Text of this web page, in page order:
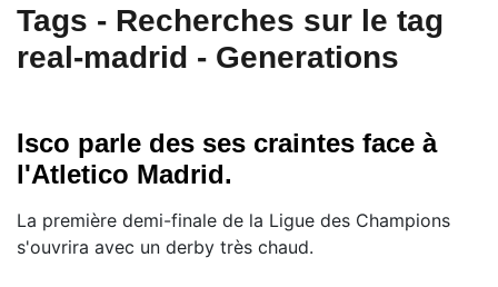
Tags - Recherches sur le tag
real-madrid - Generations
Isco parle des ses craintes face à
l'Atletico Madrid.
La première demi-finale de la Ligue des Champions
s'ouvrira avec un derby très chaud.